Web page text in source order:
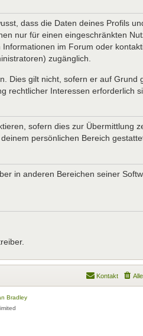
dass die Daten deines Profils
nur für einen eingeschränkten
im Forum oder
zugänglich.
Dies gilt nicht, sofern er auf Grund
rechtlicher Interessen erforderlich
sofern dies zur Übermittlung
persönlichen Bereich
in anderen Bereichen seiner
Kontakt
Bradley